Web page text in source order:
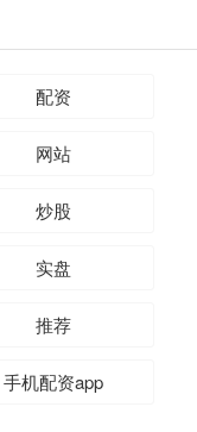
配资
网站
炒股
实盘
推荐
手机配资app